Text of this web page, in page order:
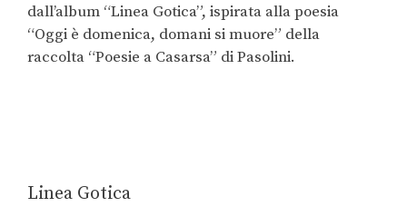
dall’album “Linea Gotica”, ispirata alla poesia
“Oggi è domenica, domani si muore” della
raccolta “Poesie a Casarsa” di Pasolini.
Linea Gotica